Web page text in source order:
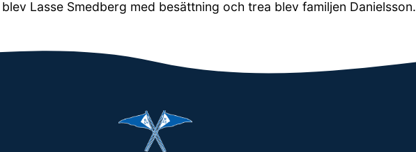
Lasse Smedberg med besättning och trea blev familjen Danielsson.